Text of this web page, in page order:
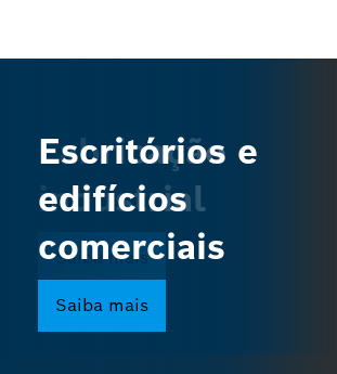
Fabricação
industrial
Saiba mais
Escritórios e
edifícios
comerciais
Saiba mais